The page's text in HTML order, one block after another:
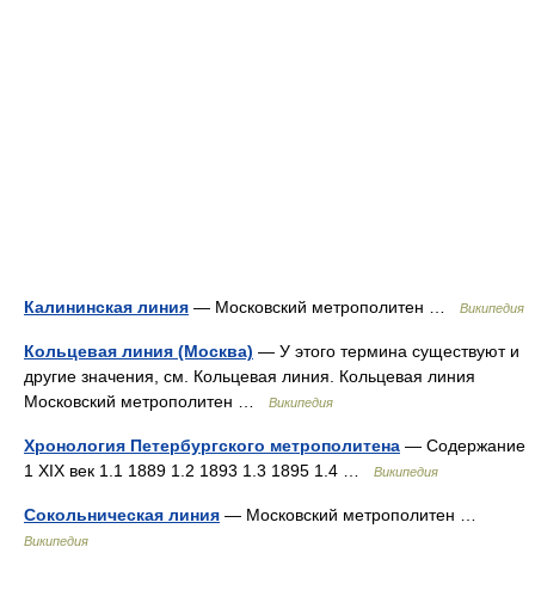
Калининская линия — Московский метрополитен … Википедия
Кольцевая линия (Москва) — У этого термина существуют и
другие значения, см. Кольцевая линия. Кольцевая линия
Московский метрополитен …
Википедия
Хронология Петербургского метрополитена — Содержание
1 XIX век 1.1 1889 1.2 1893 1.3 1895 1.4 …
Википедия
Сокольническая линия — Московский метрополитен …
Википедия